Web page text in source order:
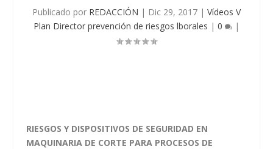
Publicado por REDACCIÓN | Dic 29, 2017 | Vídeos V
Plan Director prevención de riesgos lborales | 0 |
RIESGOS Y DISPOSITIVOS DE SEGURIDAD EN
MAQUINARIA DE CORTE PARA PROCESOS DE